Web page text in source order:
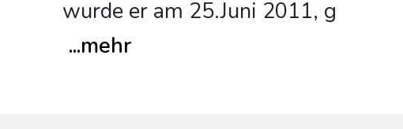
wurde er am 25.Juni 2011, g
...mehr